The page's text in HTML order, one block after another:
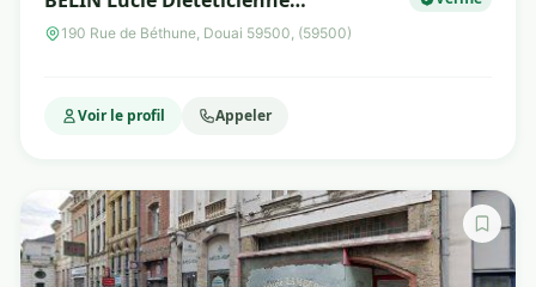
nutritionniste
190 Rue de Béthune, Douai 59500, (59500)
Voir le profil Appeler